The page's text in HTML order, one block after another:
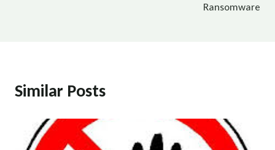
Ransomware
Similar Posts